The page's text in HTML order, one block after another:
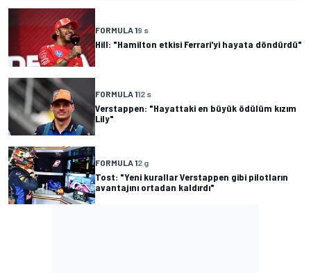
FORMULA 19 s
Hill: "Hamilton etkisi Ferrari'yi hayata döndürdü"
FORMULA 112 s
Verstappen: "Hayattaki en büyük ödülüm kızım
Lily"
FORMULA 12 g
Tost: "Yeni kurallar Verstappen gibi pilotların
avantajını ortadan kaldırdı"